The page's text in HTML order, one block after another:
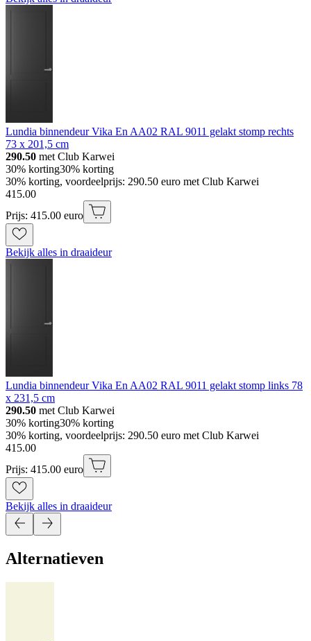
Lundia binnendeur Vika En AA02 RAL 9011 gelakt stomp rechts
73 x 201,5 cm
290.50 met Club Karwei
30% korting30% korting
30% korting, voordeelprijs: 290.50 euro met Club Karwei
415.00
Prijs: 415.00 euro
Bekijk alles in draaideur
Lundia binnendeur Vika En AA02 RAL 9011 gelakt stomp links 78
x 231,5 cm
290.50 met Club Karwei
30% korting30% korting
30% korting, voordeelprijs: 290.50 euro met Club Karwei
415.00
Prijs: 415.00 euro
Bekijk alles in draaideur
Alternatieven